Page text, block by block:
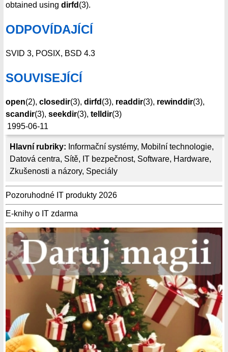
Hlavní rubriky: Informační systémy, Mobilní technologie,
Datová centra, Sítě, IT bezpečnost, Software, Hardware,
Zkušenosti a názory, Speciály
Pozoruhodné IT produkty 2026
E-knihy o IT zdarma
obtained using dirfd (3).
ODPOVÍDAJÍCÍ
SVID 3, POSIX, BSD 4.3
SOUVISEJÍCÍ
open(2), closedir(3), dirfd (3), readdir(3), rewinddir(3),
scandir(3), seekdir(3), telldir(3)
1995-06-11